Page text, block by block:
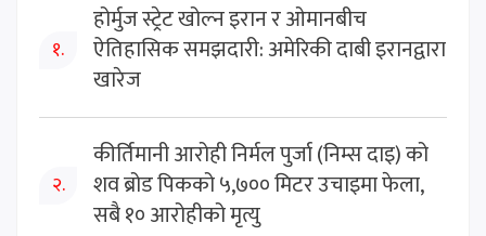
१.
होर्मुज स्ट्रेट खोल्न इरान र ओमानबीच
ऐतिहासिक समझदारी: अमेरिकी दाबी इरानद्वारा
खारेज
२.
कीर्तिमानी आरोही निर्मल पुर्जा (निम्स दाइ) को
शव ब्रोड पिकको ५,७०० मिटर उचाइमा फेला,
सबै १० आरोहीको मृत्यु